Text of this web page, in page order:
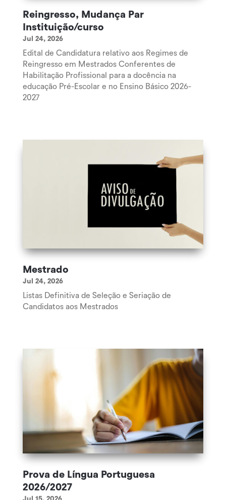
Reingresso, Mudança Par
Instituição/curso
Jul 24, 2026
Edital de Candidatura relativo aos Regimes de
Reingresso em Mestrados Conferentes de
Habilitação Profissional para a docência na
educação Pré-Escolar e no Ensino Básico 2026-
2027
Mestrado
Jul 24, 2026
Listas Definitiva de Seleção e Seriação de
Candidatos aos Mestrados
Prova de Língua Portuguesa
2026/2027